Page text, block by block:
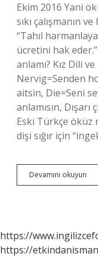
Ekim 2016 Yani
sıkı çalışmanın
“Tahıl
ücretini hak
anlamı? Kız Dili
Nervig=Senden
aitsin, Die=Seni
anlamısın,
Eski Türkçe öküz
dişi sığır için
Devamını okuyun
Ne
https://
https://